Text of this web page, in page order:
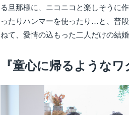
る旦那様に、ニコニコと楽しそうに
ったりハンマーを使ったり…と、普
ねて、愛情の込もった二人だけの結
『童心に帰るようなワ